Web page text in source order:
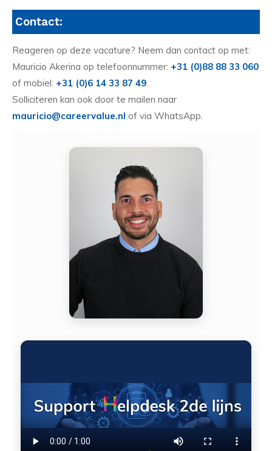
Contact:
Reageren op deze vacature? Neem dan contact op met:
Mauricio Akerina op telefoonnummer: +31 (0)88 88 33 060
of mobiel: +31 (0)6 14 33 87 49
Solliciteren kan ook door te mailen naar
mauricio@careervalue.nl of via WhatsApp.